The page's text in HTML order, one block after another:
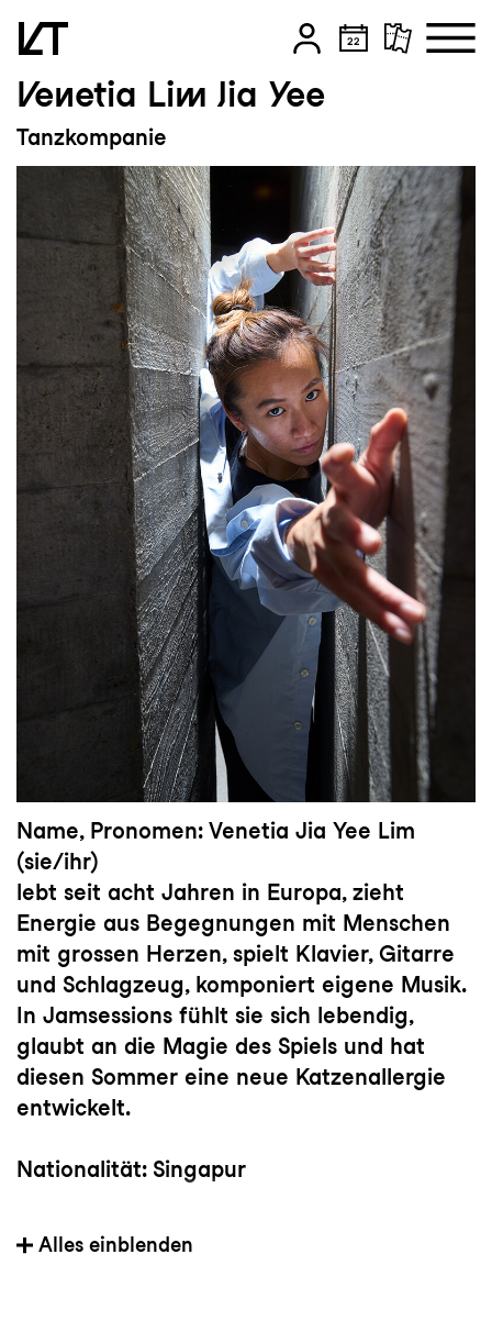
Zum Hauptinhalt springen
Zum Footer springen
Venetia Lim Jia Yee
Tanzkompanie
Name, Pronomen: Venetia Jia Yee Lim
(sie/ihr)
lebt seit acht Jahren in Europa, zieht
Energie aus Begegnungen mit Menschen
mit grossen Herzen, spielt Klavier, Gitarre
und Schlagzeug, komponiert eigene Musik.
In Jamsessions fühlt sie sich lebendig,
glaubt an die Magie des Spiels und hat
diesen Sommer eine neue Katzenallergie
entwickelt.
Nationalität: Singapur
Mitglied der Tanzkompanie seit: 2023
Alles einblenden